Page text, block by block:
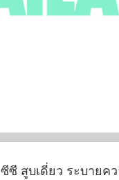
ซี สูบเดี่ยว ระบาย